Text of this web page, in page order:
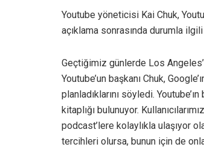
Youtube yöneticisi Kai Chuk,
açıklama sonrasında durumla
Geçtiğimiz günlerde Los
Youtube’un başkanı Chuk,
planladıklarını söyledi.
kitaplığı bulunuyor.
podcast’lere kolaylıkla ulaşıyor
tercihleri olursa, bunun için de